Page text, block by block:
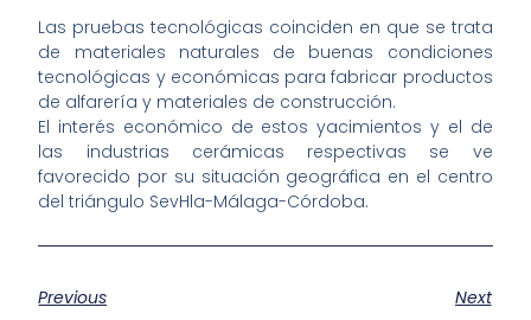
Las pruebas tecnológicas coinciden en que se trata
de materiales naturales de buenas condiciones
tecnológicas y económicas para fabricar productos
de alfarería y materiales de construcción.
El interés económico de estos yacimientos y el de
las industrias cerámicas respectivas se ve
favorecido por su situación geográfica en el centro
del triángulo SevHla-Málaga-Córdoba.
Previous
Next